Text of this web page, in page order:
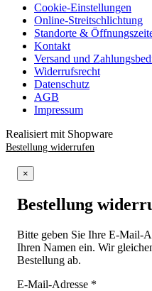
Cookie-Einstellungen
Online-Streitschlichtung
Standorte &
Kontakt
Versand und
Widerrufsrecht
Datenschutz
AGB
Impressum
Realisiert mit Shopware
Bestellung widerrufen
×
Bestellung
Bitte geben Sie Ihre E-Mail-
Ihren Namen ein. Wir
Bestellung ab.
E-Mail-Adresse *